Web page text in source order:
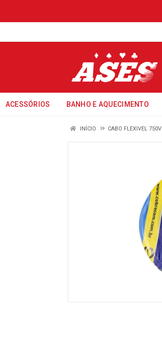
ACESSÓRIOS BANHO E AQUECIMENTO
INÍCIO CABO FLEXIVEL 750V